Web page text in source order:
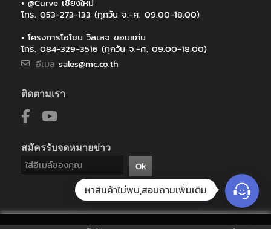
• @Curve เชียงใหม่
โทร. 053-273-133 (ทุกวัน จ.-ศ. 09.00-18.00)
• โครงการโอโซน วิลเลจ ขอนแก่น
โทร. 084-329-3516 (ทุกวัน จ.-ศ. 09.00-18.00)
อีเมล sales@mc.co.th
ติดตามเรา
สมัครรับจดหมายข่าว
Ok
หาสินค้าไม่พบ,สอบถามเพิ่มเติม